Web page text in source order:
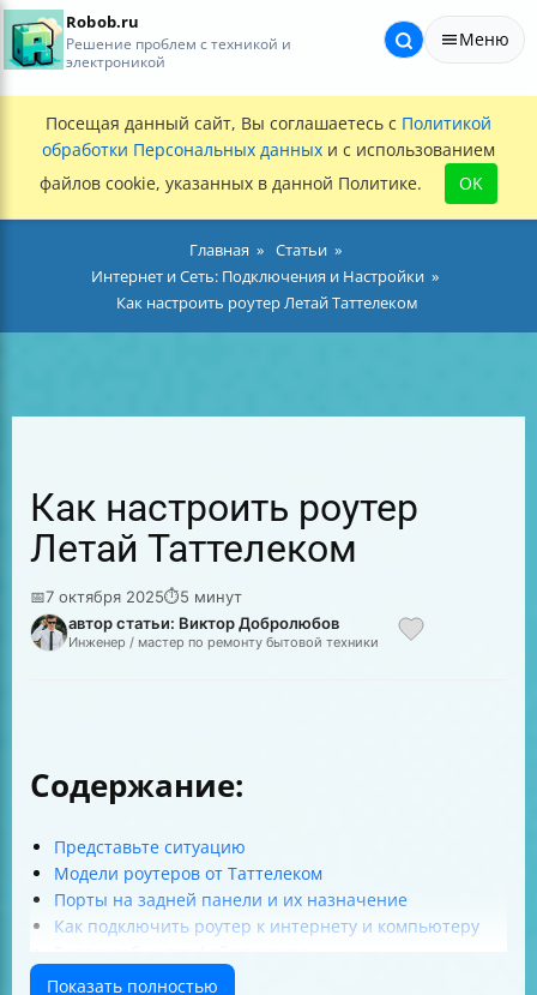
Robob.ru
Решение проблем с техникой и
электроникой
Меню
Посещая данный сайт, Вы соглашаетесь с Политикой
обработки Персональных данных и с использованием
файлов cookie, указанных в данной Политике.
OK
Главная
Статьи
Интернет и Сеть: Подключения и Настройки
Как настроить роутер Летай Таттелеком
Как настроить роутер
Летай Таттелеком
📅7 октября 2025⏱5 минут
автор статьи: Виктор Добролюбов
Инженер / мастер по ремонту бытовой техники
Содержание:
Представьте ситуацию
Модели роутеров от Таттелеком
Порты на задней панели и их назначение
Как подключить роутер к интернету и компьютеру
Что делать, если логин и пароль не подходят
Показать полностью